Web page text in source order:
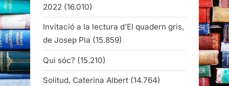
2022 (16.010)
Invitació a la lectura d’El quadern gris,
de Josep Pla (15.859)
Qui sóc? (15.210)
Solitud, Caterina Albert (14.764)